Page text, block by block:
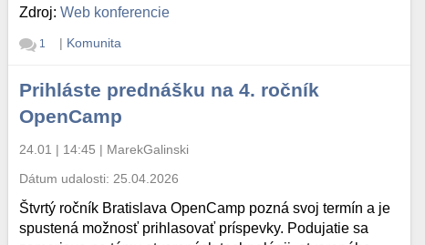
Zdroj:Web konferencie
1 | Komunita
Prihláste prednášku na 4. ročník
OpenCamp
24.01 | 14:45 | MarekGalinski
Dátum udalosti: 25.04.2026
Štvrtý ročník Bratislava OpenCamp pozná svoj termín a je
spustená možnosť prihlasovať príspevky. Podujatie sa